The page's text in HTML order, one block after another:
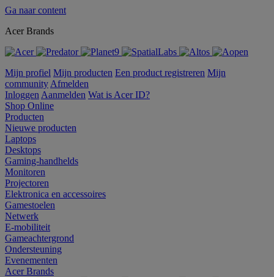
Ga naar content
Acer Brands
Mijn profiel Mijn producten Een product registreren Mijn
community Afmelden
Inloggen Aanmelden Wat is Acer ID?
Shop Online
Producten
Nieuwe producten
Laptops
Desktops
Gaming-handhelds
Monitoren
Projectoren
Elektronica en accessoires
Gamestoelen
Netwerk
E-mobiliteit
Gameachtergrond
Ondersteuning
Evenementen
Acer Brands